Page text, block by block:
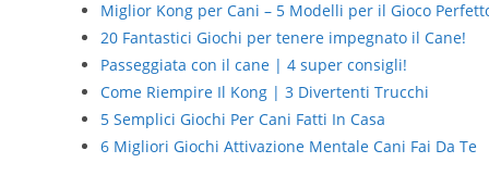
Miglior Kong per Cani – 5 Modelli per il Gioco
20 Fantastici Giochi per tenere impegnato il Cane!
Passeggiata con il cane | 4 super consigli!
Come Riempire Il Kong | 3 Divertenti Trucchi
5 Semplici Giochi Per Cani Fatti In Casa
6 Migliori Giochi Attivazione Mentale Cani Fai Da Te